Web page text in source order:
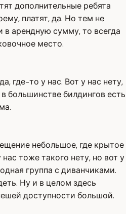
дополнительные ребята
платят, да. Но тем не
в арендную сумму, то всегда
место.
где-то у нас. Вот у нас нету,
большинстве билдингов есть
небольшое, где крытое
тоже такого нету, но вот у
группа с диванчиками.
Ну и в целом здесь
доступности большой.